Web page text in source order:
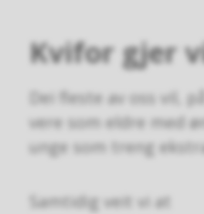
Kvifor gjer
Dei fleste av oss vil,
vere som eldre med
unge som treng
Samtidig veit vi at